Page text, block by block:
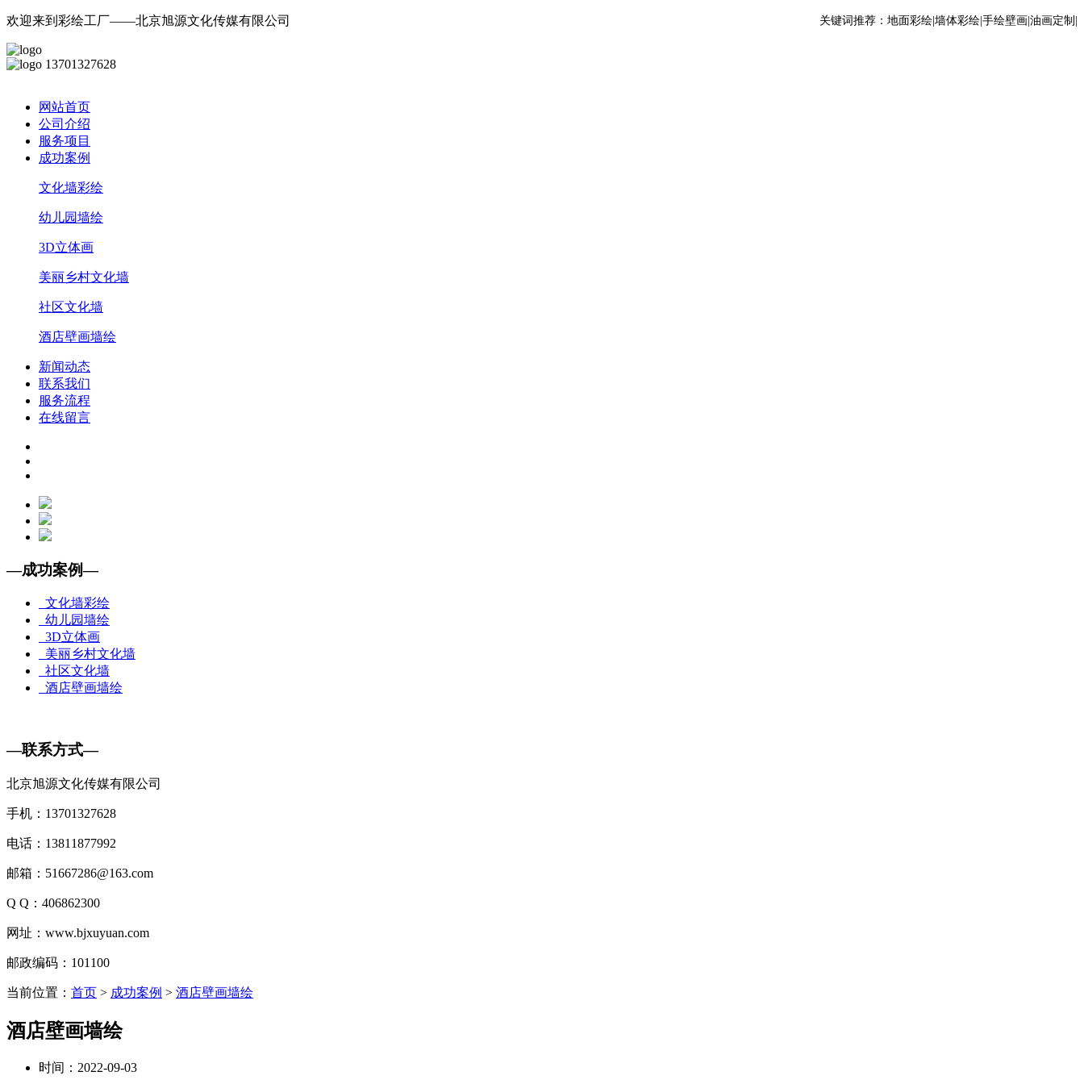
欢迎来到彩绘工厂——北京旭源文化传媒有限公司 关键词推荐：地面彩绘|墙体彩绘|手绘壁画|油画定制|
13701327628
网站首页
公司介绍
服务项目
成功案例
文化墙彩绘
幼儿园墙绘
3D立体画
美丽乡村文化墙
社区文化墙
酒店壁画墙绘
新闻动态
联系我们
服务流程
在线留言
—成功案例—
文化墙彩绘
幼儿园墙绘
3D立体画
美丽乡村文化墙
社区文化墙
酒店壁画墙绘
—联系方式—
北京旭源文化传媒有限公司
手机：13701327628
电话：13811877992
邮箱：51667286@163.com
Q Q：406862300
网址：www.bjxuyuan.com
邮政编码：101100
当前位置： 首页 > 成功案例 > 酒店壁画墙绘
酒店壁画墙绘
时间：2022-09-03